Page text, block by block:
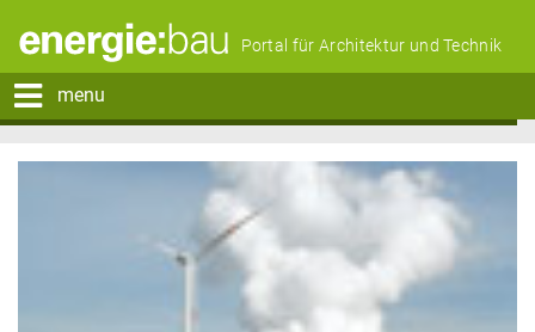
Portal für Architektur und Technik
menu